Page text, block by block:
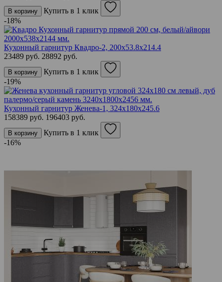
В корзину
Купить в 1 клик
-18%
Кухонный гарнитур Квадро-2, 200х53.8х214.4
23489 руб. 28892 руб.
В корзину
Купить в 1 клик
-19%
Кухонный гарнитур Женева-1, 324х180х245.6
158389 руб. 196403 руб.
В корзину
Купить в 1 клик
-16%